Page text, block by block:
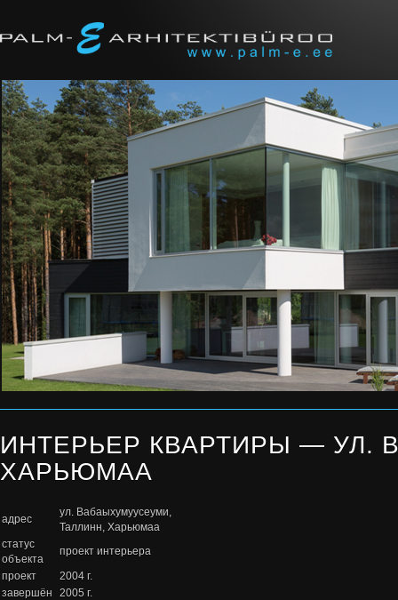
ИНТЕРЬЕР КВАРТИРЫ — УЛ.
ХАРЬЮМАА
адрес
ул. Вабаыхумуусеуми,
Таллинн, Харьюмаа
статус
объекта
проект интерьера
проект
2004 г.
завершён
2005 г.